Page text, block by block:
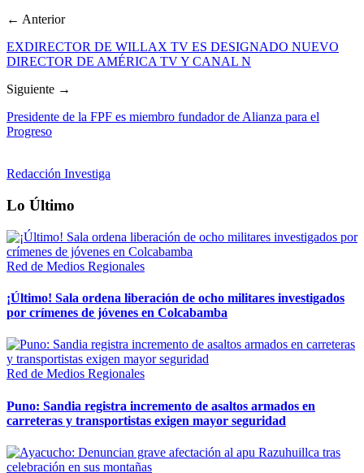
← Anterior
EXDIRECTOR DE WILLAX TV ES DESIGNADO NUEVO
DIRECTOR DE AMÉRICA TV Y CANAL N
Siguiente →
Presidente de la FPF es miembro fundador de Alianza para el
Progreso
Redacción Investiga
Lo Último
Red de Medios Regionales
¡Último! Sala ordena liberación de ocho militares investigados
por crímenes de jóvenes en Colcabamba
Red de Medios Regionales
Puno: Sandia registra incremento de asaltos armados en
carreteras y transportistas exigen mayor seguridad